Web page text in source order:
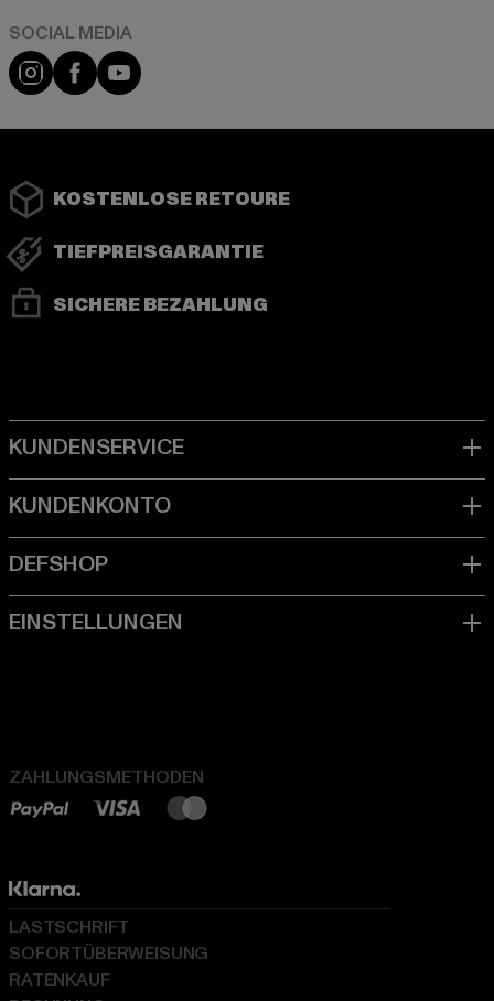
Instagram
FacebookYouTube
KOSTENLOSE RETOURE
TIEFPREISGARANTIE
SICHERE BEZAHLUNG
ZAHLUNGSMETHODEN
LASTSCHRIFT
SOFORTÜBERWEISUNG
RATENKAUF